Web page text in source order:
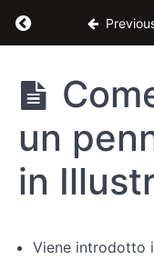
Return to
Illustrator
per UX
Design:
le basi
Introduzione
un
in
Viene introdotto